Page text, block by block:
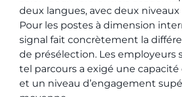
deux langues, avec deux niveaux
Pour les postes à dimension
signal fait concrètement la
de présélection. Les employeurs
tel parcours a exigé une capacité
et un niveau d’engagement